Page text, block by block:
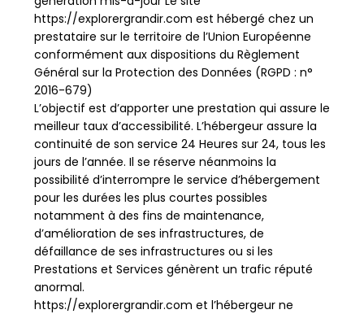
https://explorergrandir.com est hébergé chez un
prestataire sur le territoire de l’Union Européenne
conformément aux dispositions du Règlement
Général sur la Protection des Données (RGPD : n°
2016-679)
L’objectif est d’apporter une prestation qui assure le
meilleur taux d’accessibilité. L’hébergeur assure la
continuité de son service 24 Heures sur 24, tous les
jours de l’année. Il se réserve néanmoins la
possibilité d’interrompre le service d’hébergement
pour les durées les plus courtes possibles
notamment à des fins de maintenance,
d’amélioration de ses infrastructures, de
défaillance de ses infrastructures ou si les
Prestations et Services génèrent un trafic réputé
anormal.
https://explorergrandir.com et l’hébergeur ne